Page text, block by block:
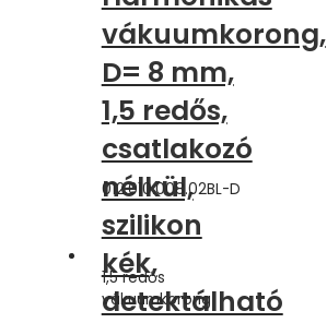
vákuumkorong,
D= 8 mm,
1,5 redős,
csatlakozó
nélkül,
szilikon
kék,
detektálható
012.010.008.02BL-D
1,5 redős
vákuumkorong